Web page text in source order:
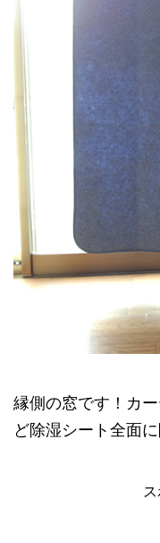
縁側の窓です！カ
ど除湿シート全面